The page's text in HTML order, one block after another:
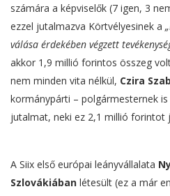
számára a képviselők (7 igen, 3
ezzel jutalmazva Körtvélyesinek a
válása érdekében végzett
akkor 1,9 millió forintos összeg
nem minden vita nélkül, Czira
kormánypárti – polgármesternek
jutalmat, neki ez 2,1 millió forintot
A Siix első európai leányvállalata
Szlovákiában létesült (ez a már